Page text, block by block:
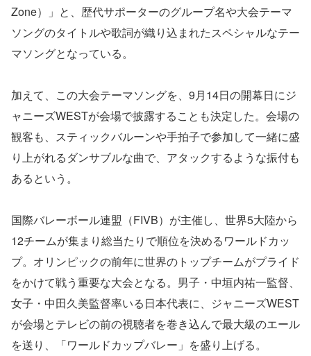
Zone）」と、歴代サポーターのグループ名や大会テーマ
ソングのタイトルや歌詞が織り込まれたスペシャルなテー
マソングとなっている。
加えて、この大会テーマソングを、9月14日の開幕日にジ
ャニーズWESTが会場で披露することも決定した。会場の
観客も、スティックバルーンや手拍子で参加して一緒に盛
り上がれるダンサブルな曲で、アタックするような振付も
あるという。
国際バレーボール連盟（FIVB）が主催し、世界5大陸から
12チームが集まり総当たりで順位を決めるワールドカッ
プ。オリンピックの前年に世界のトップチームがプライド
をかけて戦う重要な大会となる。男子・中垣内祐一監督、
女子・中田久美監督率いる日本代表に、ジャニーズWEST
が会場とテレビの前の視聴者を巻き込んで最大級のエール
を送り、「ワールドカップバレー」を盛り上げる。